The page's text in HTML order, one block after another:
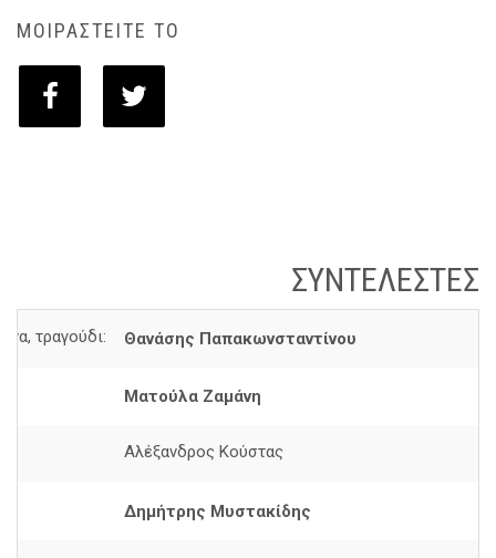
ΜΟΙΡΑΣΤΕΙΤΕ ΤΟ
ΣΥΝΤΕΛΕΣΤΕΣ
τραγούδι: Θανάσης Παπακωνσταντίνου
Ματούλα Ζαμάνη
Αλέξανδρος Κούστας
Δημήτρης Μυστακίδης